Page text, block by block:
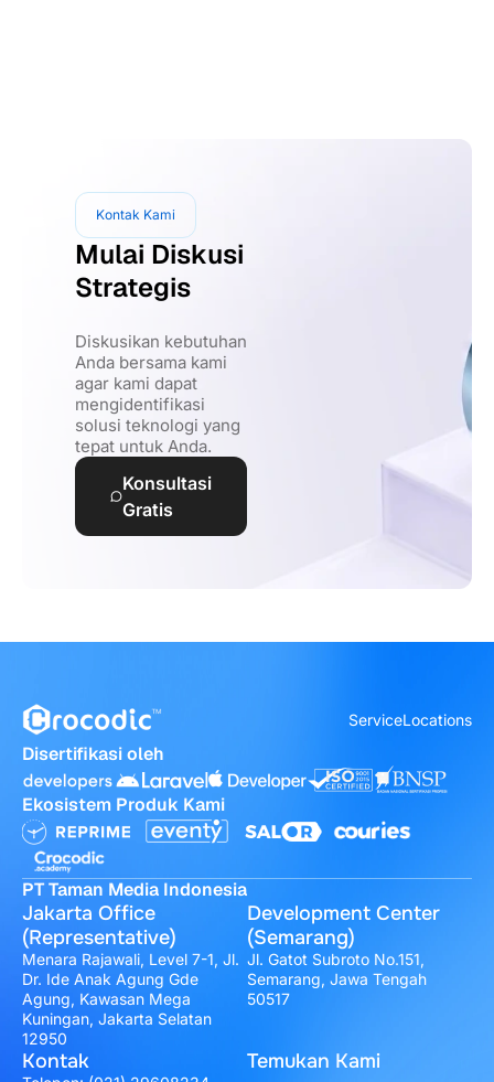
Kontak Kami
Mulai Diskusi
Strategis
Diskusikan kebutuhan
Anda bersama kami
agar kami dapat
mengidentifikasi
solusi teknologi yang
tepat untuk Anda.
Konsultasi
Gratis
ServiceLocations
Disertifikasi oleh
Ekosistem Produk Kami
PT Taman Media Indonesia
Jakarta Office
(Representative)
Menara Rajawali, Level 7-1, Jl.
Dr. Ide Anak Agung Gde
Agung, Kawasan Mega
Kuningan, Jakarta Selatan
12950
Development Center
(Semarang)
Jl. Gatot Subroto No.151,
Semarang, Jawa Tengah
50517
Kontak Temukan Kami